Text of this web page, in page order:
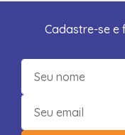
Cadastre-se e